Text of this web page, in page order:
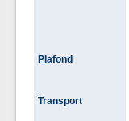
Plafond
Transport